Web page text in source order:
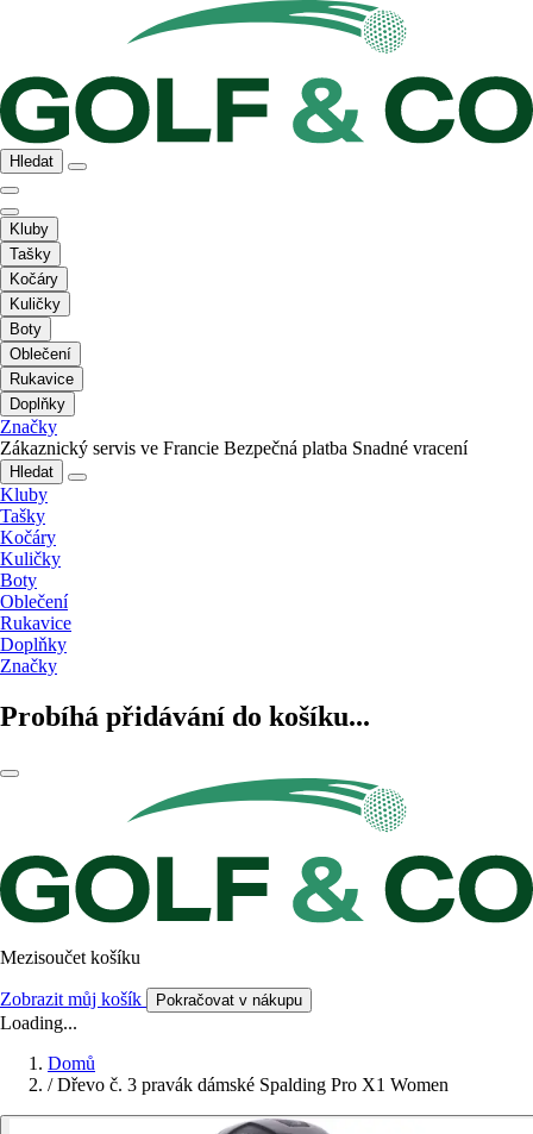
Hledat
Kluby
Tašky
Kočáry
Kuličky
Boty
Oblečení
Rukavice
Doplňky
Značky
Zákaznický servis ve Francie Bezpečná platba Snadné vracení
Hledat
Kluby
Tašky
Kočáry
Kuličky
Boty
Oblečení
Rukavice
Doplňky
Značky
Probíhá přidávání do košíku...
Mezisoučet košíku
Zobrazit můj košík Pokračovat v nákupu
Loading...
Domů
/ Dřevo č. 3 pravák dámské Spalding Pro X1 Women